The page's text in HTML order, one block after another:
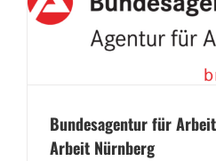
Bundesagentur für
Arbeit Nürnberg